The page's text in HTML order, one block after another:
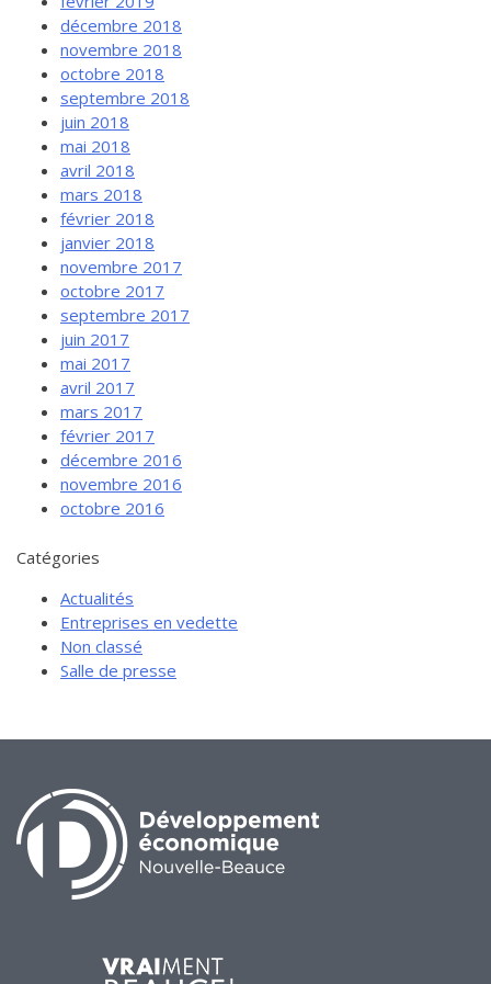
décembre 2018
novembre 2018
octobre 2018
septembre 2018
juin 2018
mai 2018
avril 2018
mars 2018
février 2018
janvier 2018
novembre 2017
octobre 2017
septembre 2017
juin 2017
mai 2017
avril 2017
mars 2017
février 2017
décembre 2016
novembre 2016
octobre 2016
Catégories
Actualités
Entreprises en vedette
Non classé
Salle de presse